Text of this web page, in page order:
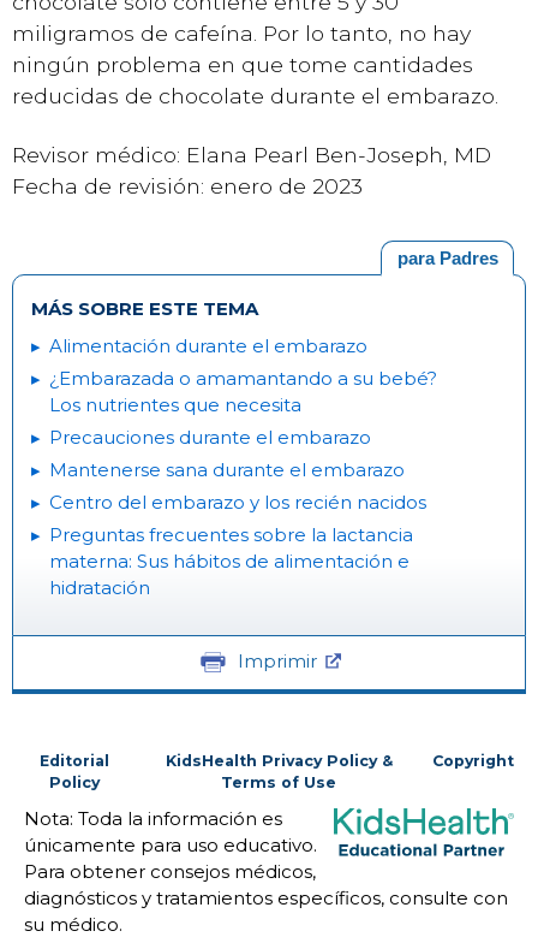
miligramos de cafeína. Por lo tanto, no hay
ningún problema en que tome cantidades
reducidas de chocolate durante el embarazo.
Revisor médico: Elana Pearl Ben-Joseph, MD
Fecha de revisión: enero de 2023
para Padres
MÁS SOBRE ESTE TEMA
Alimentación durante el embarazo
¿Embarazada o amamantando a su bebé?
Los nutrientes que necesita
Precauciones durante el embarazo
Mantenerse sana durante el embarazo
Centro del embarazo y los recién nacidos
Preguntas frecuentes sobre la lactancia
materna: Sus hábitos de alimentación e
hidratación
Imprimir
Editorial
Policy
KidsHealth Privacy Policy &
Terms of Use
Copyright
Nota: Toda la información es
únicamente para uso educativo.
Para obtener consejos médicos,
diagnósticos y tratamientos específicos, consulte con
su médico.